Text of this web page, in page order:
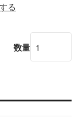
る
数量